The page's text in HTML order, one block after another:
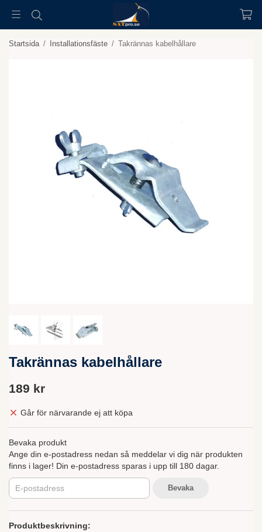
Startsida / Installationsfäste / Takrännas kabelhållare
Takrännas kabelhållare
189 kr
Går för närvarande ej att köpa
Bevaka produkt
Ange din e-postadress nedan så meddelar vi dig när produkten
finns i lager! Din e-postadress sparas i upp till 180 dagar.
Bevaka
Produktbeskrivning: